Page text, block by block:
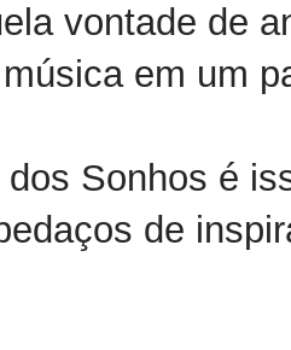
vontade de
em um
dos Sonhos é
de